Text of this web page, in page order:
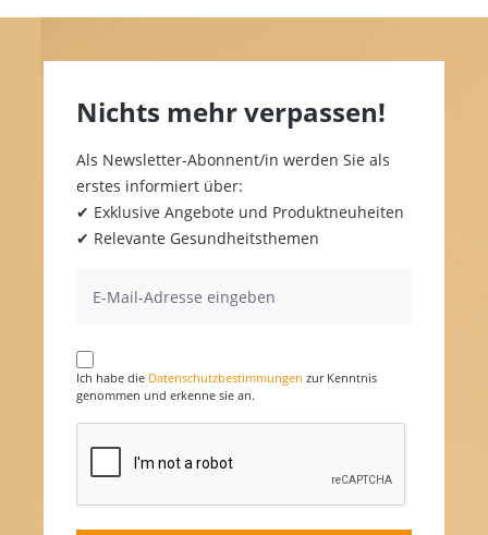
Nichts mehr verpassen!
Als Newsletter-Abonnent/in werden Sie als
erstes informiert über:
✔ Exklusive Angebote und Produktneuheiten
✔ Relevante Gesundheitsthemen
Ich habe die Datenschutzbestimmungen zur Kenntnis
genommen und erkenne sie an.